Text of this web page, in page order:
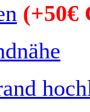
(+50€